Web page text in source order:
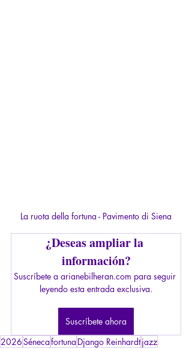
La ruota della fortuna - Pavimento di Siena
¿Deseas ampliar la
información?
Suscríbete a arianebilheran.com para seguir
leyendo esta entrada exclusiva.
Suscríbete ahora
2026Sénecafortuna Django Reinhardtjazz